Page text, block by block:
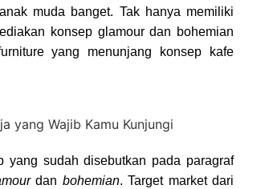
muda banget. Tak hanya memiliki
konsep glamour dan bohemian
yang menunjang konsep kafe
yang sudah disebutkan pada paragraf
dan bohemian. Target market dari